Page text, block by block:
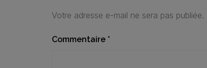
Votre adresse e-mail ne sera pas publiée.
Commentaire *